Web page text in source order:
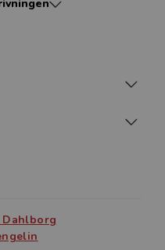
i hälso- och
av
kategorisering och
till yrkesverksamma
Dahlborg